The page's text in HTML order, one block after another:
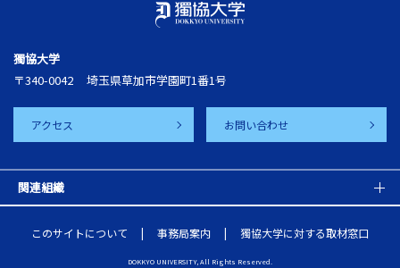
獨協大学
〒340-0042
埼玉県草加市学園町1番1号
アクセス お問い合わせ
関連組織
このサイトについて 事務局案内 獨協大学に対する取材窓口
DOKKYO UNIVERSITY, All Rights Reserved.